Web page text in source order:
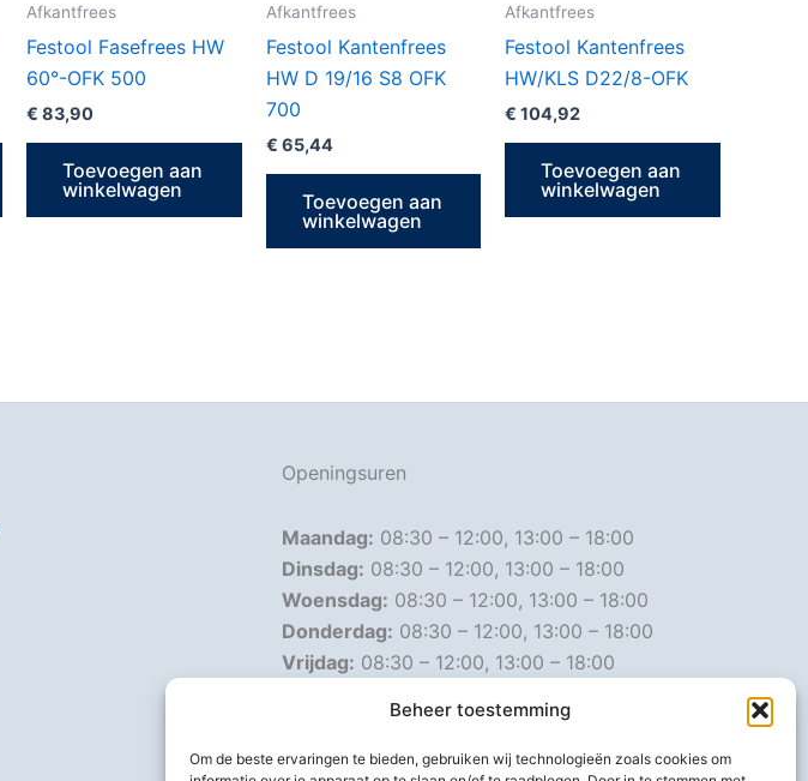
Beheer toestemming
Om de beste ervaringen te bieden, gebruiken wij technologieën zoals cookies om
Afkantfrees
Festool Fasefrees HW
60°-OFK 500
€ 83,90
Toevoegen aan
winkelwagen
Afkantfrees
Festool Kantenfrees
HW D 19/16 S8 OFK
700
€ 65,44
Toevoegen aan
winkelwagen
Afkantfrees
Festool Kantenfrees
HW/KLS D22/8-OFK
€ 104,92
Toevoegen aan
winkelwagen
Openingsuren
Maandag: 08:30 – 12:00, 13:00 – 18:00
Dinsdag: 08:30 – 12:00, 13:00 – 18:00
Woensdag: 08:30 – 12:00, 13:00 – 18:00
Donderdag: 08:30 – 12:00, 13:00 – 18:00
Vrijdag: 08:30 – 12:00, 13:00 – 18:00
Gesloten